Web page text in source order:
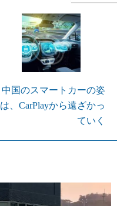
中国のスマートカーの姿
は、CarPlayから遠ざかっ
ていく